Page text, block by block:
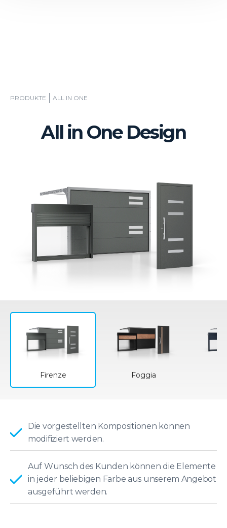
PRODUKTE ALL IN ONE
All in One Design
Firenze Foggia
Die vorgestellten Kompositionen können
modifiziert werden.
Auf Wunsch des Kunden können die Elemente
in jeder beliebigen Farbe aus unserem Angebot
ausgeführt werden.